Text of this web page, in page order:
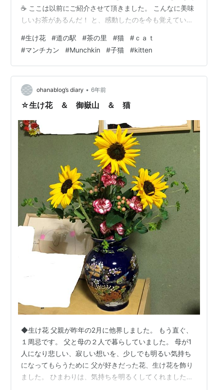
☕ ここは以前にご紹介させて頂きました。 こんなに美味
しいお茶があるんだ！ と、感動したのを今も覚えていま
く良いです。 ◆猫 我が家の孫 女の子👩の美弥（ミミ）
です。 毎日、色んな顔、表情をみせて楽しませてくれて
います (=^・^=) Instagramでは YouTubeで凄く視聴され
た「ミミと白菜」をご覧ください。 YouTubeで見て頂い
た方は、もう一度ご覧頂いても癒されます…
#生け花 #道の駅 #茶の里 #猫 # ｃａｔ
#マンチカン #Munchkin #子猫 #kitten
ohanablog’s diary • 6年前
☆生け花 ＆ 御嶽山 ＆ 猫
◆生け花 父親が昨年の2月に他界しました。 もう直ぐ、
１周忌です。 父と母の２人で暮らしていました。 母が1
人になり悲しい、寂しい想いを、少しでも明るい気持ち
になってもらうために 父が好きだった花、生け花を飾り
ました。 ひまわりは、気持ちを明るくしてくれました🌻